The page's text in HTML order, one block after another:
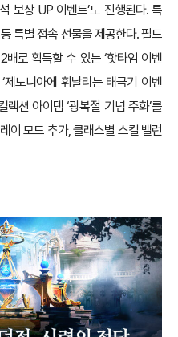
보상 UP 이벤트’도 진행된다. 특
특별 접속 선물을 제공한다. 필드
로 획득할 수 있는 ‘핫타임 이벤
제노니아에 휘날리는 태극기 이벤
션 아이템 ‘광복절 기념 주화’를
이 모드 추가, 클래스별 스킬 밸런